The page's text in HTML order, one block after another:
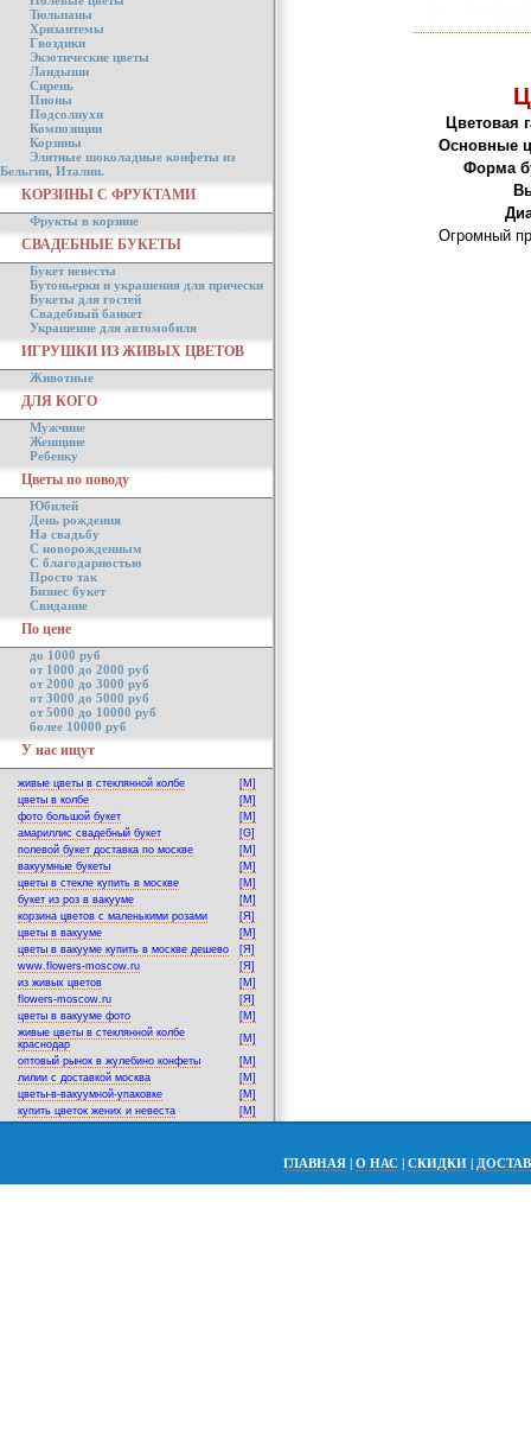
Тюльпаны
Хризантемы
Гвоздики
Экзотические цветы
Ландыши
Сирень
Пионы
Подсолнухи
Композиции
Корзины
Элитные шоколадные конфеты из
Бельгии, Италии.
КОРЗИНЫ С ФРУКТАМИ
Фрукты в корзине
СВАДЕБНЫЕ БУКЕТЫ
Букет невесты
Бутоньерки и украшения для прически
Букеты для гостей
Свадебный банкет
Украшение для автомобиля
ИГРУШКИ ИЗ ЖИВЫХ ЦВЕТОВ
Животные
ДЛЯ КОГО
Мужчине
Женщине
Ребенку
Цветы по поводу
Юбилей
День рождения
На свадьбу
С новорожденным
С благодарностью
Просто так
Бизнес букет
Свидание
По цене
до 1000 руб
от 1000 до 2000 руб
от 2000 до 3000 руб
от 3000 до 5000 руб
от 5000 до 10000 руб
более 10000 руб
У нас ищут
живые цветы в стеклянной колбе
[M]
цветы в колбе
[M]
фото большой букет
[M]
амариллис свадебный букет
[G]
полевой букет доставка по москве
[M]
вакуумные букеты
[M]
цветы в стекле купить в москве
[M]
букет из роз в вакууме
[M]
корзина цветов с маленькими розами
[Я]
цветы в вакууме
[M]
цветы в вакууме купить в москве дешево
[Я]
www.flowers-moscow.ru
[Я]
из живых цветов
[M]
flowers-moscow.ru
[Я]
цветы в вакууме фото
[M]
живые цветы в стеклянной колбе
краснодар
[M]
оптовый рынок в жулебино конфеты
[M]
лилии с доставкой москва
[M]
цветы-в-вакуумной-упаковке
[M]
купить цветок жених и невеста
[M]
Цветовая
Основные
Форма
Огромный
ГЛАВНАЯ | О НАС | СКИДКИ |